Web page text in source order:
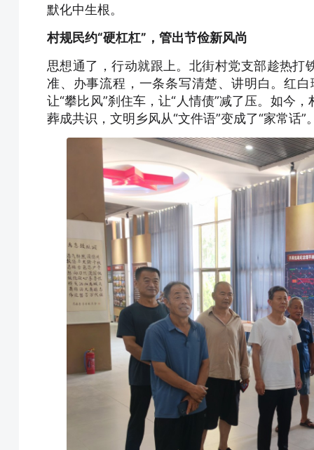
默化中生根。
村规民约“硬杠杠”，管出节俭新风尚
思想通了，行动就跟上。北街村党支部趁热打
准、办事流程，一条条写清楚、讲明白。红
让“攀比风”刹住车，让“人情债”减了压。如今
葬成共识，文明乡风从“文件语”变成了“家常话”